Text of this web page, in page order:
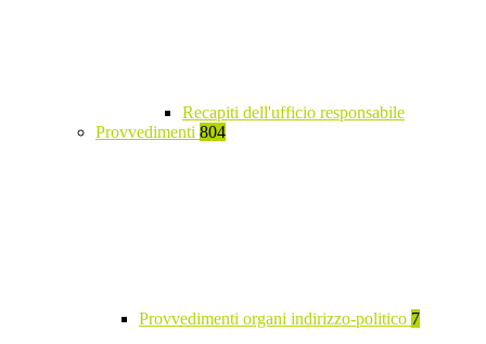
Recapiti dell'ufficio responsabile
Provvedimenti 804
Provvedimenti organi indirizzo-politico 7